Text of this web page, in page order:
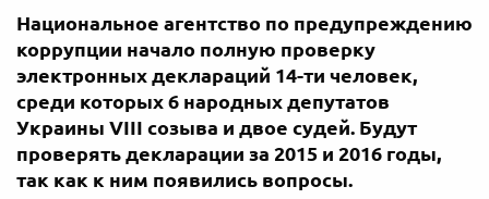
Национальное агентство по предупреждению
коррупции начало полную проверку
электронных деклараций 14-ти человек,
среди которых 6 народных депутатов
Украины VIII созыва и двое судей. Будут
проверять декларации за 2015 и 2016 годы,
так как к ним появились вопросы.